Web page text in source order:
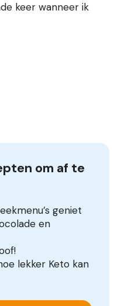
keer wanneer ik
om af te
geniet
en
lekker Keto kan